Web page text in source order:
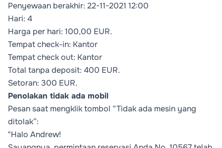
Penyewaan berakhir: 22-11-2021 12:00
Hari: 4
Harga per hari: 100,00 EUR.
Tempat check-in: Kantor
Tempat check out: Kantor
Total tanpa deposit: 400 EUR.
Setoran: 300 EUR.
Penolakan tidak ada mobil
Pesan saat mengklik tombol “Tidak ada mesin yang
ditolak”:
"Halo Andrew!